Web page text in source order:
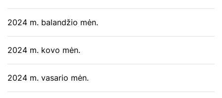
2024 m. balandžio mėn.
2024 m. kovo mėn.
2024 m. vasario mėn.